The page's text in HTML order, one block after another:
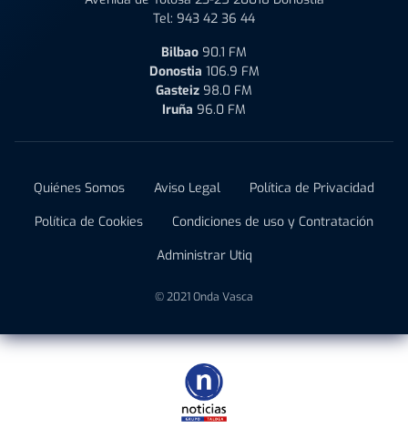
Tel: 943 42 36 44
Bilbao 90.1 FM
Donostia 106.9 FM
Gasteiz 98.0 FM
Iruña 96.0 FM
Quiénes Somos Aviso Legal
Política de Privacidad
Política de Cookies
Condiciones de uso y Contratación
Administrar Utiq
© 2021 Onda Vasca